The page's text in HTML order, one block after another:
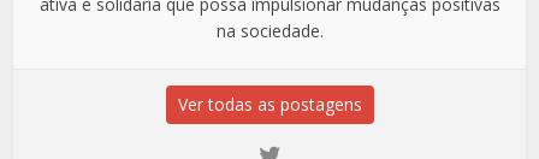
na sociedade.
Ver todas as postagens